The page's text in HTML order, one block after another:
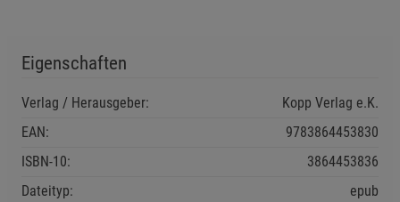
Eigenschaften
Verlag / Herausgeber:
Kopp Verlag e.K.
EAN:
9783864453830
ISBN-10:
3864453836
Dateityp:
epub